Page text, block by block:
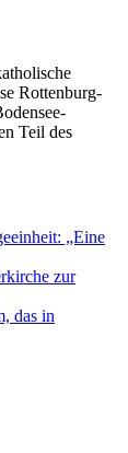
Rottenburg-
Teil des
„Eine
zur
das in